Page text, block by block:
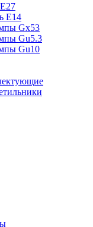
Е14
Gx53
Gu5.3
Gu10